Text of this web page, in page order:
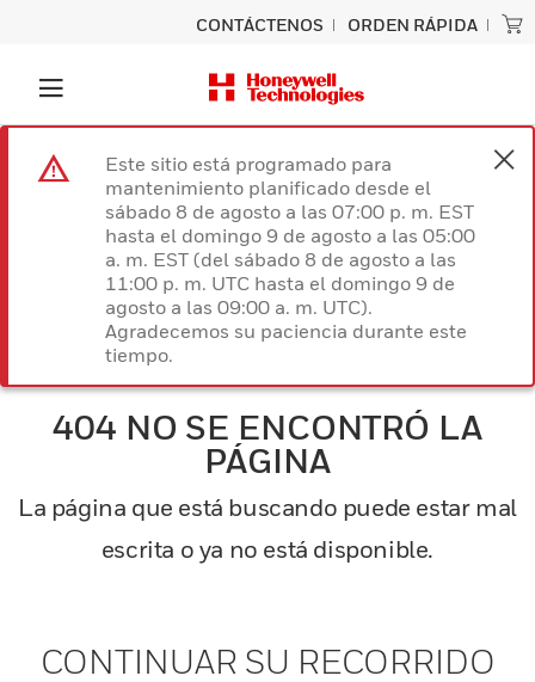
CONTÁCTENOS ORDEN RÁPIDA
Este sitio está programado para
mantenimiento planificado desde el
sábado 8 de agosto a las 07:00 p. m. EST
hasta el domingo 9 de agosto a las 05:00
a. m. EST (del sábado 8 de agosto a las
11:00 p. m. UTC hasta el domingo 9 de
agosto a las 09:00 a. m. UTC).
Agradecemos su paciencia durante este
tiempo.
404 NO SE ENCONTRÓ LA
PÁGINA
La página que está buscando puede estar mal
escrita o ya no está disponible.
CONTINUAR SU RECORRIDO